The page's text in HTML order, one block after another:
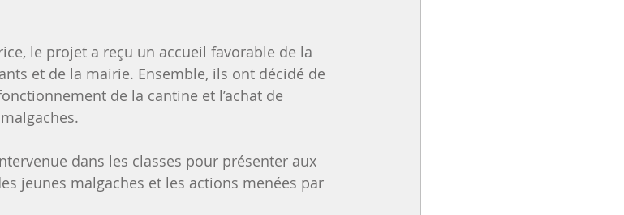
le projet a reçu un accueil favorable de la
et de la mairie. Ensemble, ils ont décidé de
de la cantine et l’achat de
dans les classes pour présenter aux
jeunes malgaches et les actions menées par